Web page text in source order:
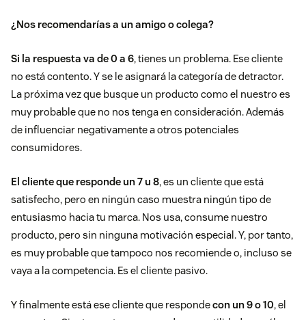
¿Nos recomendarías a un amigo o colega?
Si la respuesta va de 0 a 6, tienes un problema. Ese cliente
no está contento. Y se le asignará la categoría de detractor.
La próxima vez que busque un producto como el nuestro es
muy probable que no nos tenga en consideración. Además
de influenciar negativamente a otros potenciales
consumidores.
El cliente que responde un 7 u 8, es un cliente que está
satisfecho, pero en ningún caso muestra ningún tipo de
entusiasmo hacia tu marca. Nos usa, consume nuestro
producto, pero sin ninguna motivación especial. Y, por tanto,
es muy probable que tampoco nos recomiende o, incluso se
vaya a la competencia. Es el cliente pasivo.
Y finalmente está ese cliente que respondecon un 9 o 10, el